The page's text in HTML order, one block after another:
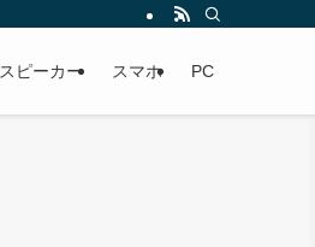
スピーカー スマホ PC